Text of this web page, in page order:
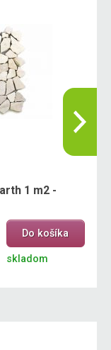
1 m2 -
Do košíka
skladom